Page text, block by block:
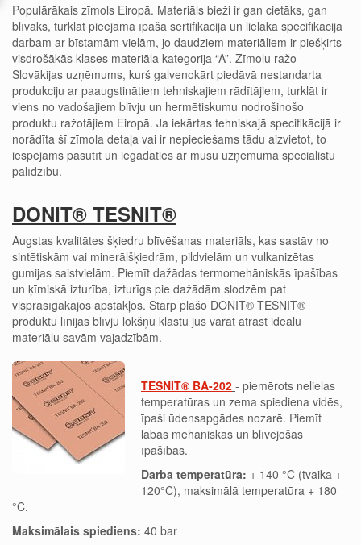
Populārākais zīmols Eiropā. Materiāls bieži ir gan cietāks, gan
blīvāks, turklāt pieejama īpaša sertifikācija un lielāka specifikācija
darbam ar bīstamām vielām, jo daudziem materiāliem ir piešķirts
visdrošākās klases materiāla kategorija “A”. Zīmolu ražo
Slovākijas uzņēmums, kurš galvenokārt piedāvā nestandarta
produkciju ar paaugstinātiem tehniskajiem rādītājiem, turklāt ir
viens no vadošajiem blīvju un hermētiskumu nodrošinošo
produktu ražotājiem Eiropā. Ja iekārtas tehniskajā specifikācijā ir
norādīta šī zīmola detaļa vai ir nepieciešams tādu aizvietot, to
iespējams pasūtīt un iegādāties ar mūsu uzņēmuma speciālistu
palīdzību.
DONIT® TESNIT®
Augstas kvalitātes šķiedru blīvēšanas materiāls, kas sastāv no
sintētiskām vai minerālšķiedrām, pildvielām un vulkanizētas
gumijas saistvielām. Piemīt dažādas termomehāniskās īpašības
un ķīmiskā izturība, izturīgs pie dažādām slodzēm pat
visprasīgākajos apstākļos. Starp plašo DONIT® TESNIT®
produktu līnijas blīvju lokšņu klāstu jūs varat atrast ideālu
materiālu savām vajadzībām.
TESNIT® BA-202 - piemērots nelielas
temperatūras un zema spiediena vidēs,
īpaši ūdensapgādes nozarē. Piemīt
labas mehāniskas un blīvējošas
īpašības.
Darba temperatūra: + 140 °C (tvaika +
120°C), maksimālā temperatūra + 180
°C.
Maksimālais spiediens: 40 bar